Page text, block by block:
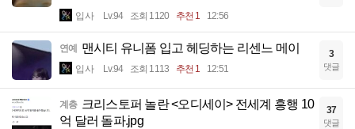
입사 Lv.94 조회 1120 추천 1 12:56
연예 맨시티 유니폼 입고 헤딩하는 리센느 메이
입사 Lv.94 조회 1113 추천 1 12:51
3
댓글
계층 크리스토퍼 놀란 <오디세이> 전세계 흥행 10
억 달러 돌파.jpg
37
댓글